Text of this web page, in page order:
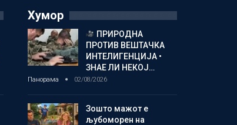
Хумор
ПРИРОДНА
ПРОТИВ ВЕШТАЧКА
ИНТЕЛИГЕНЦИЈА •
ЗНАЕ ЛИ НЕКОЈ…
Панорама 02/08/2026
Зошто мажот е
љубоморен на